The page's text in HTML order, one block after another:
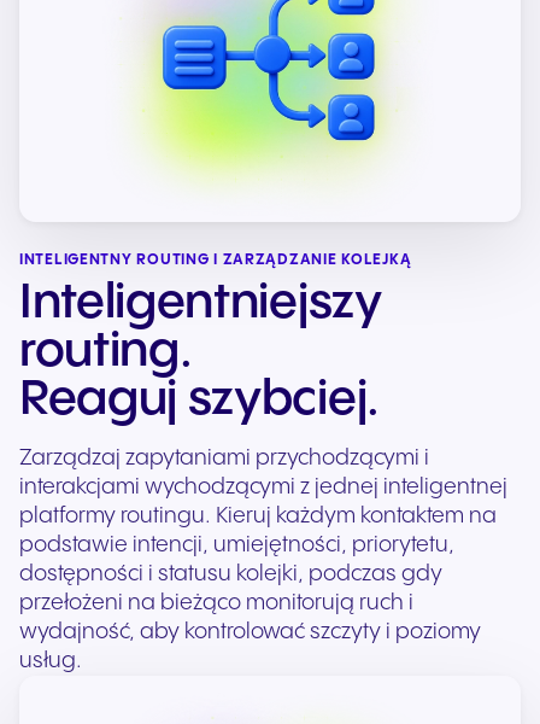
INTELIGENTNY ROUTING I ZARZĄDZANIE KOLEJKĄ
Inteligentniejszy
routing.
Reaguj szybciej.
Zarządzaj zapytaniami przychodzącymi i
interakcjami wychodzącymi z jednej inteligentnej
platformy routingu. Kieruj każdym kontaktem na
podstawie intencji, umiejętności, priorytetu,
dostępności i statusu kolejki, podczas gdy
przełożeni na bieżąco monitorują ruch i
wydajność, aby kontrolować szczyty i poziomy
usług.